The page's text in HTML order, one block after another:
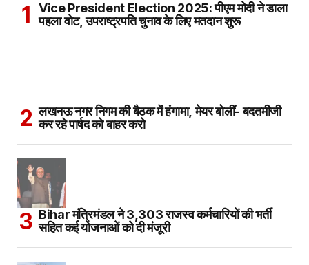
Vice President Election 2025: पीएम मोदी ने डाला
पहला वोट, उपराष्ट्रपति चुनाव के लिए मतदान शुरू
लखनऊ नगर निगम की बैठक में हंगामा, मेयर बोलीं- बदतमीजी
कर रहे पार्षद को बाहर करो
Bihar मंत्रिमंडल ने 3,303 राजस्व कर्मचारियों की भर्ती
सहित कई योजनाओं को दी मंजूरी